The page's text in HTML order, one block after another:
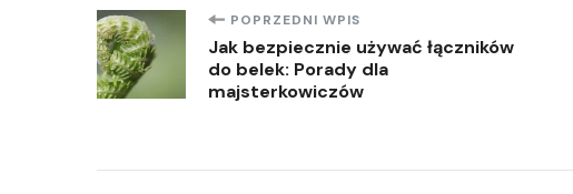
Nawigacja
wpisu
POPRZEDNI WPIS
Jak bezpiecznie używać łączników
do belek: Porady dla
majsterkowiczów